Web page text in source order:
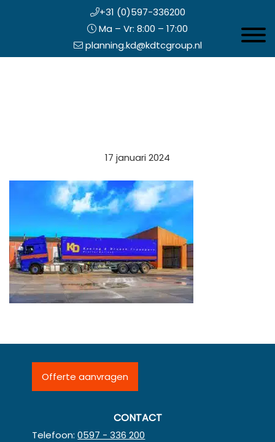
+31 (0)597-336200
Ma – Vr: 8:00 – 17:00
planning.kd@kdtcgroup.nl
17 januari 2024
Offerte aanvragen
CONTACT
Telefoon:0597 - 336 200